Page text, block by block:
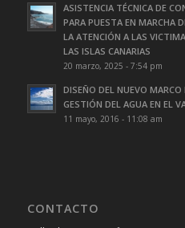
ASISTENCIA TÉCNICA DE
PARA PUESTA EN MARCHA
LA ATENCIÓN A LAS
LAS ISLAS CANARIAS
20 marzo, 2025 - 7:54 pm
DISEÑO DEL NUEVO
GESTIÓN DEL AGUA EN EL
11 mayo, 2016 - 11:08 am
CONTACTO